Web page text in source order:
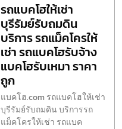
รถแบคโฮให้เช่า
บุรีรัมย์รับถมดิน
บริการ รถแม็คโครให้
เช่า รถแบคโฮรับจ้าง
แบคโฮรับเหมา ราคา
ถูก
แบคโฮ.com รถแบคโฮให้เช่า
บุรีรัมย์รับถมดิน บริการรถ
แม็คโครให้เช่า รถแบค